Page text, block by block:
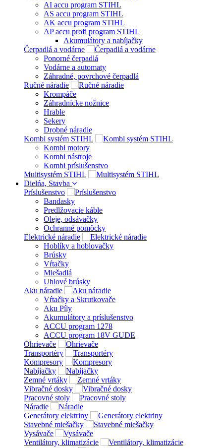
AI accu program STIHL
AS accu program STIHL
AK accu program STIHL
AP accu profi program STIHL
Akumulátory a nabíjačky
Čerpadlá a vodárne
Ponorné čerpadlá
Vodárne a automaty
Záhradné, povrchové čerpadlá
Ručné náradie
Krompáče
Záhradnícke nožnice
Hrable
Sekery
Drobné náradie
Kombi systém STIHL
Kombi motory
Kombi nástroje
Kombi príslušenstvo
Multisystém STIHL
Dielńa, Stavba
Príslušenstvo
Bandasky
Predlžovacie káble
Oleje, odsávačky
Ochranné pomôcky
Elektrické náradie
Hoblíky a hoblovačky
Brúsky
Vŕtačky
Miešadlá
Uhlové brúsky
Aku náradie
Vŕtačky a Skrutkovače
Aku Píly
Akumulátory a príslušenstvo
ACCU program 1278
ACCU program 18V GUDE
Ohrievače
Transportéry
Kompresory
Nabíjačky
Zemné vrtáky
Vibračné dosky
Pracovné stoly
Náradie
Generátory elektriny
Stavebné miešačky
Vysávače
Ventilátory, klimatizácie